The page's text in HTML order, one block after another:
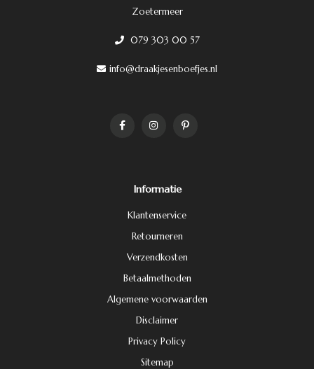
Zoetermeer
079 303 00 57
info@draakjesenboefjes.nl
Informatie
Klantenservice
Retourneren
Verzendkosten
Betaalmethoden
Algemene voorwaarden
Disclaimer
Privacy Policy
Sitemap